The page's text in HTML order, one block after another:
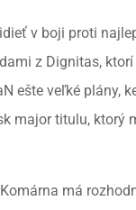
v boji proti
z Dignitas,
ešte veľké plány,
major titulu, ktorý
má